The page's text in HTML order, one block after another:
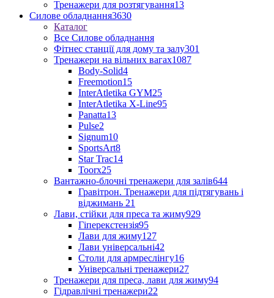
Тренажери для розтягування13
Силове обладнання3630
Каталог
Все Силове обладнання
Фітнес станції для дому та залу301
Тренажери на вільних вагах1087
Body-Solid4
Freemotion15
InterAtletika GYM25
InterAtletika X-Line95
Panatta13
Pulse2
Signum10
SportsArt8
Star Trac14
Toorx25
Вантажно-блочні тренажери для залів644
Гравітрон. Тренажери для підтягувань і
віджимань 21
Лави, стійки для преса та жиму929
Гіперекстензія95
Лави для жиму127
Лави універсальні42
Столи для армреслінгу16
Універсальні тренажери27
Тренажери для преса, лави для жиму94
Гідравлічні тренажери22